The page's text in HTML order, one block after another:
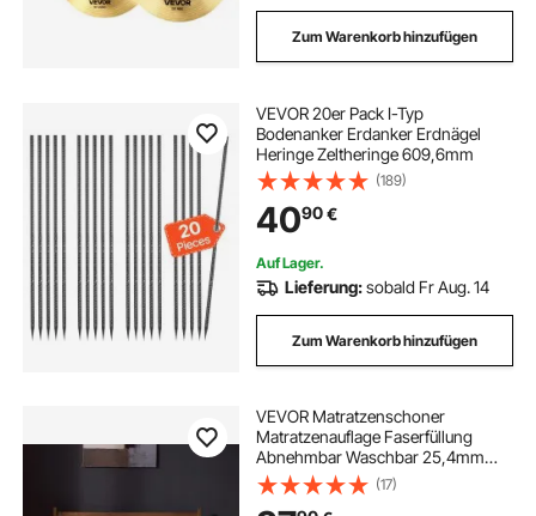
Zum Warenkorb hinzufügen
VEVOR 20er Pack I-Typ
Bodenanker Erdanker Erdnägel
Heringe Zeltheringe 609,6mm
(189)
4090€
Auf Lager.
Lieferung:sobald Fr Aug. 14
Zum Warenkorb hinzufügen
VEVOR Matratzenschoner
Matratzenauflage Faserfüllung
Abnehmbar Waschbar 25,4mm
1524x2032 mm (17)